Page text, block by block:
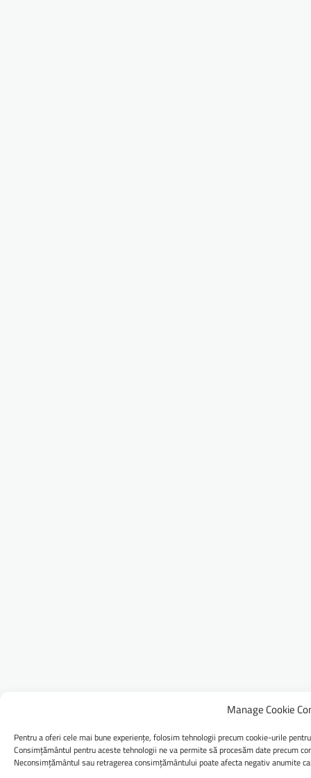
Manage Cookie
Pentru a oferi cele mai bune experiențe, folosim tehnologii precum cookie-urile
Consimțământul pentru aceste tehnologii ne va permite să procesăm date precum
Neconsimțământul sau retragerea consimțământului poate afecta negativ anumite